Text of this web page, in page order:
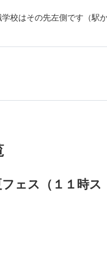
校はその先左側です（駅
ェス（１１時ス